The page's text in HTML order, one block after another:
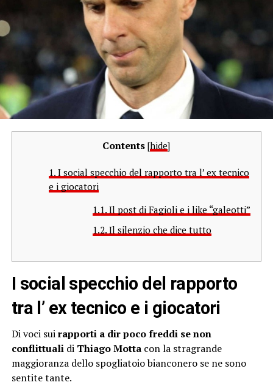
Contents [hide]
1.I social specchio del rapporto tra l’ ex tecnico
e i giocatori
1.1. Il post di Fagioli e i like “galeotti”
1.2. Il silenzio che dice tutto
I social specchio del rapporto
tra l’ ex tecnico e i giocatori
Di voci suirapporti a dir poco freddi se non
conflittualidi Thiago Mottacon la stragrande
maggioranza dello spogliatoio bianconero se ne sono
sentite tante.